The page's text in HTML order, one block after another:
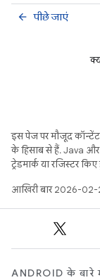
पीछे जाएं
arrow_back
इस पेज पर मौजूद
के हिसाब से हैं. Java
ट्रेडमार्क या रजिस्टर किए
आखिरी बार 2026-02-
ANDROID के बारे